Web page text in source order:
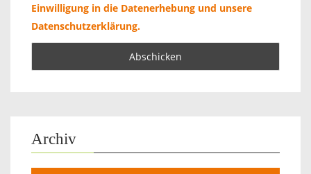
Einwilligung in die Datenerhebung und unsere
Datenschutzerklärung.
Archiv